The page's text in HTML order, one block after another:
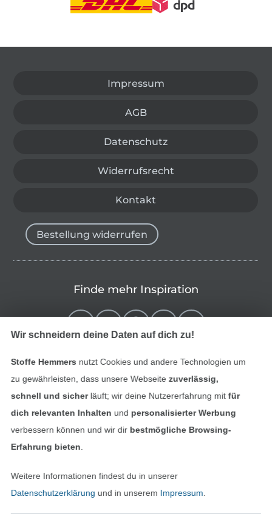
Impressum
AGB
Datenschutz
Widerrufsrecht
Kontakt
Alle Preise inkl. der gesetzl. MwSt.
Bestellung widerrufen
Finde mehr Inspiration
Wir schneidern deine Daten auf dich zu!
Stoffe Hemmers nutzt Cookies und andere Technologien um
zu gewährleisten, dass unsere Webseite zuverlässig,
schnell und sicherläuft; wir deine Nutzererfahrung mitfür
dich relevanten Inhalten und personalisierter Werbung
verbessern können und wir dir bestmögliche Browsing-
Erfahrung bieten
Weitere Informationen findest du in unserer
Datenschutzerklärung und in unserem Impressum